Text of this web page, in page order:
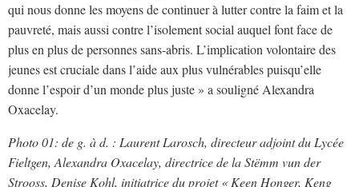
qui nous donne les moyens de continuer à lutter contre la faim et la
pauvreté, mais aussi contre l’isolement social auquel font face de
plus en plus de personnes sans-abris. L’implication volontaire des
jeunes est cruciale dans l’aide aux plus vulnérables puisqu’elle
donne l’espoir d’un monde plus juste » a souligné Alexandra
Oxacelay.
Photo 01: de g. à d. : Laurent Larosch, directeur adjoint du Lycée
Fieltgen, Alexandra Oxacelay, directrice de la Stëmm vun der
Strooss, Denise Kohl, initiatrice du projet « Keen Honger, Keng